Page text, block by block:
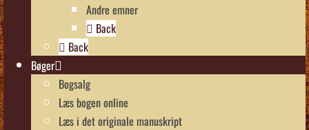
Andre emner
Back
Back
Bøger
Bogsalg
Læs bogen online
Læs i det originale manuskript